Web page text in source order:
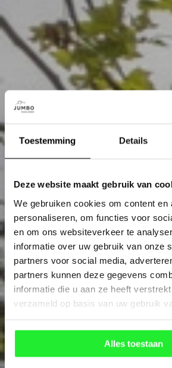
Toestemming Details
Deze website maakt gebruik van
We gebruiken cookies om content en
personaliseren, om functies voor
en om ons websiteverkeer te
informatie over uw gebruik van onze
partners voor social media,
partners kunnen deze gegevens
informatie die u aan ze heeft
verzameld op basis van uw gebruik
Alles toestaan